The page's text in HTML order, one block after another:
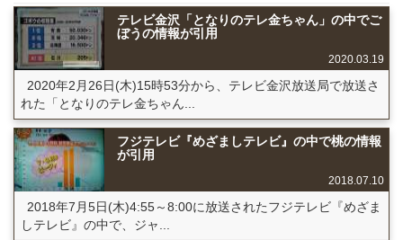
テレビ金沢「となりのテレ金ちゃん」の中でご
ぼうの情報が引用
2020.03.19
2020年2月26日(木)15時53分から、テレビ金沢放送局で放送さ
れた「となりのテレ金ちゃん...
フジテレビ『めざましテレビ』の中で桃の情報
が引用
2018.07.10
2018年7月5日(木)4:55～8:00に放送されたフジテレビ『めざま
しテレビ』の中で、ジャ...